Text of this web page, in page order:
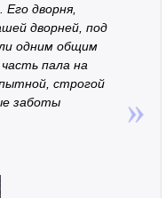
дворня,
дворней, под
одним общим
пала на
строгой
заботы